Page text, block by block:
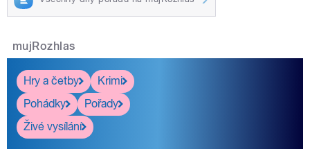
mujRozhlas
Hry a četby
Krimi
Pohádky
Pořady
Živé vysílání